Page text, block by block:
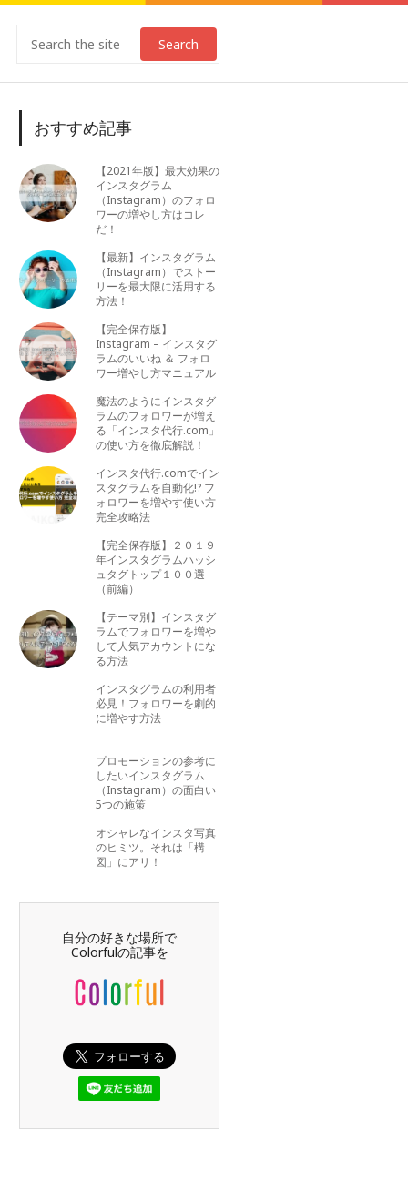
Search
おすすめ記事
【2021年版】最大効果の
インスタグラム
（Instagram）のフォロ
ワーの増やし方はコレ
だ！
【最新】インスタグラム
（Instagram）でストー
リーを最大限に活用する
方法！
【完全保存版】
Instagram – インスタグ
ラムのいいね ＆ フォロ
ワー増やし方マニュアル
魔法のようにインスタグ
ラムのフォロワーが増え
る「インスタ代行.com」
の使い方を徹底解説！
インスタ代行.comでイン
スタグラムを自動化!? フ
ォロワーを増やす使い方
完全攻略法
【完全保存版】２０１９
年インスタグラムハッシ
ュタグトップ１００選
（前編）
【テーマ別】インスタグ
ラムでフォロワーを増や
して人気アカウントにな
る方法
インスタグラムの利用者
必見！フォロワーを劇的
に増やす方法
プロモーションの参考に
したいインスタグラム
（Instagram）の面白い
5つの施策
オシャレなインスタ写真
のヒミツ。それは「構
図」にアリ！
自分の好きな場所で
Colorfulの記事を